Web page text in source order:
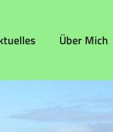
Über Mich